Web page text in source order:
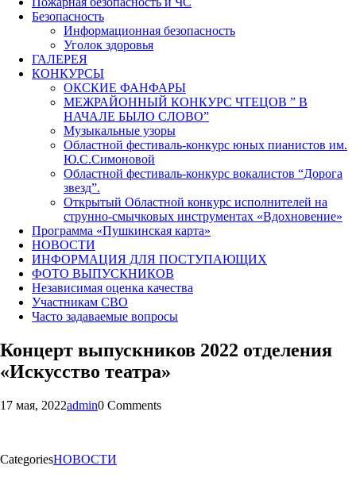
Безопасность
Информационная безопасность
Уголок здоровья
ГАЛЕРЕЯ
КОНКУРСЫ
ОКСКИЕ ФАНФАРЫ
МЕЖРАЙОННЫЙ КОНКУРС ЧТЕЦОВ ” В
НАЧАЛЕ БЫЛО СЛОВО”
Музыкальные узоры
Областной фестиваль-конкурс юных пианистов им.
Ю.С.Симоновой
Областной фестиваль-конкурс вокалистов “Дорога
звезд”.
Открытый Областной конкурс исполнителей на
струнно-смычковых инструментах «Вдохновение»
Программа «Пушкинская карта»
НОВОСТИ
ИНФОРМАЦИЯ ДЛЯ ПОСТУПАЮЩИХ
ФОТО ВЫПУСКНИКОВ
Независимая оценка качества
Участникам СВО
Часто задаваемые вопросы
Концерт выпускников 2022 отделения
«Искусство театра»
17 мая, 2022admin0 Comments
CategoriesНОВОСТИ